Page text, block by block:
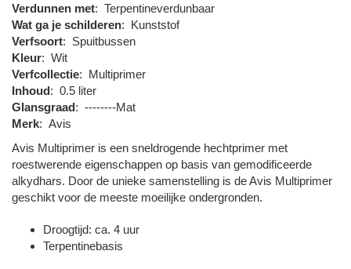
Verdunnen met: Terpentineverdunbaar
Wat ga je schilderen: Kunststof
Verfsoort: Spuitbussen
Kleur: Wit
Verfcollectie: Multiprimer
Inhoud: 0.5 liter
Glansgraad: --------Mat
Merk: Avis
Avis Multiprimer is een sneldrogende hechtprimer met
roestwerende eigenschappen op basis van gemodificeerde
alkydhars. Door de unieke samenstelling is de Avis Multiprimer
geschikt voor de meeste moeilijke ondergronden.
Droogtijd: ca. 4 uur
Terpentinebasis